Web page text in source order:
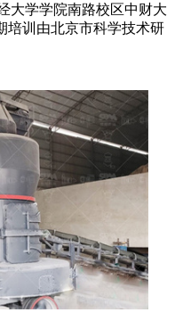
大学学院南路校区中财大
培训由北京市科学技术研